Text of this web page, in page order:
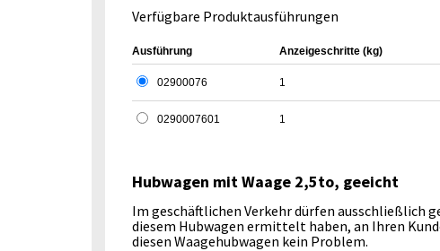
Verfügbare Produktausführungen
Ausführung Anzeigeschritte (kg)
02900076 1
0290007601 1
Hubwagen mit Waage 2,5to, geeicht
Im geschäftlichen Verkehr dürfen ausschließlich
diesem Hubwagen ermittelt haben, an Ihren
diesen Waagehubwagen kein Problem.